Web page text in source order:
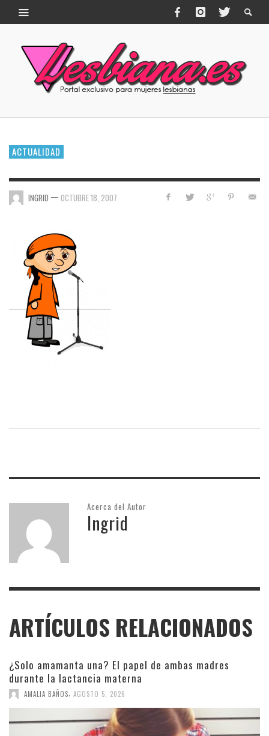
ACTUALIDAD
INGRID — OCTUBRE 18, 2007
Acerca del Autor
Ingrid
ARTÍCULOS RELACIONADOS
¿Solo amamanta una? El papel de ambas madres
durante la lactancia materna
AMALIA BAÑOS, AGOSTO 5, 2026